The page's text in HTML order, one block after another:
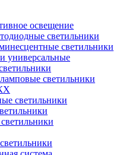
освещение
светильники
светильники
универсальные
светильники
светильники